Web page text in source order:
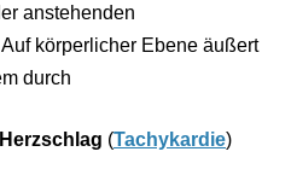
anstehenden
körperlicher Ebene äußert
durch
(Tachykardie)